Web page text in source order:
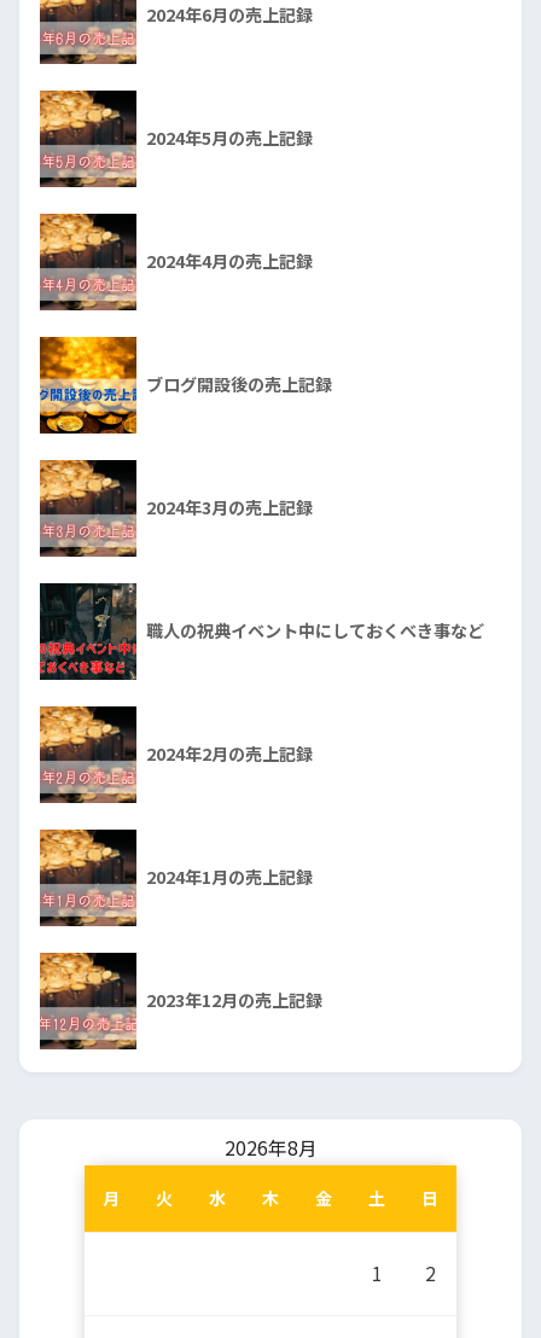
2024年6月の売上記録
2024年5月の売上記録
2024年4月の売上記録
ブログ開設後の売上記録
2024年3月の売上記録
職人の祝典イベント中にしておくべき事など
2024年2月の売上記録
2024年1月の売上記録
2023年12月の売上記録
2026年8月
月 火 水 木 金 土 日
1 2